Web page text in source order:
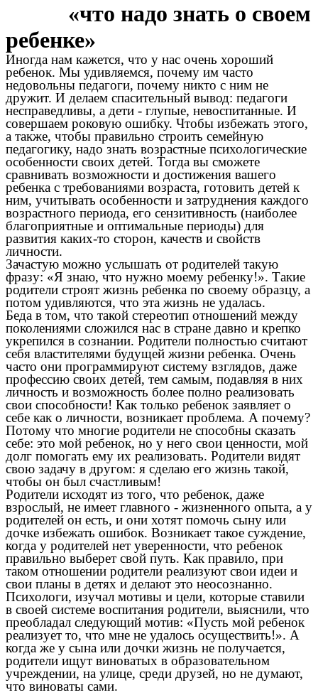
«что надо знать о своем
ребенке»
Иногда нам кажется, что у нас очень хороший
ребенок. Мы удивляемся, почему им часто
недовольны педагоги, почему никто с ним не
дружит. И делаем спасительный вывод: педагоги
несправедливы, а дети - глупые, невоспитанные. И
совершаем роковую ошибку. Чтобы избежать этого,
а также, чтобы правильно строить семейную
педагогику, надо знать возрастные психологические
особенности своих детей. Тогда вы сможете
сравнивать возможности и достижения вашего
ребенка с требованиями возраста, готовить детей к
ним, учитывать особенности и затруднения каждого
возрастного периода, его сензитивность (наиболее
благоприятные и оптимальные периоды) для
развития каких-то сторон, качеств и свойств
личности.
Зачастую можно услышать от родителей такую
фразу: «Я знаю, что нужно моему ребенку!». Такие
родители строят жизнь ребенка по своему образцу, а
потом удивляются, что эта жизнь не удалась.
Беда в том, что такой стереотип отношений между
поколениями сложился нас в стране давно и крепко
укрепился в сознании. Родители полностью считают
себя властителями будущей жизни ребенка. Очень
часто они программируют систему взглядов, даже
профессию своих детей, тем самым, подавляя в них
личность и возможность более полно реализовать
свои способности! Как только ребенок заявляет о
себе как о личности, возникает проблема. А почему?
Потому что многие родители не способны сказать
себе: это мой ребенок, но у него свои ценности, мой
долг помогать ему их реализовать. Родители видят
свою задачу в другом: я сделаю его жизнь такой,
чтобы он был счастливым!
Родители исходят из того, что ребенок, даже
взрослый, не имеет главного - жизненного опыта, а у
родителей он есть, и они хотят помочь сыну или
дочке избежать ошибок. Возникает такое суждение,
когда у родителей нет уверенности, что ребенок
правильно выберет свой путь. Как правило, при
таком отношении родители реализуют свои идеи и
свои планы в детях и делают это неосознанно.
Психологи, изучал мотивы и цели, которые ставили
в своей системе воспитания родители, выяснили, что
преобладал следующий мотив: «Пусть мой ребенок
реализует то, что мне не удалось осуществить!». А
когда же у сына или дочки жизнь не получается,
родители ищут виноватых в образовательном
учреждении, на улице, среди друзей, но не думают,
что виноваты сами.